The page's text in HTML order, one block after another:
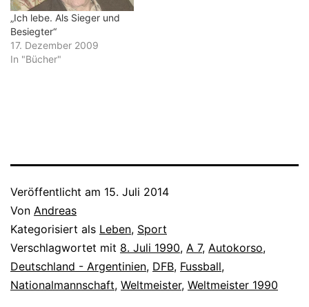
dieses Phänomen in
einem…
„Ich lebe. Als Sieger und
Besiegter“
17. Dezember 2009
In "Bücher"
Veröffentlicht am 15. Juli 2014
Von Andreas
Kategorisiert als Leben, Sport
Verschlagwortet mit 8. Juli 1990, A 7, Autokorso,
Deutschland - Argentinien, DFB, Fussball,
Nationalmannschaft, Weltmeister, Weltmeister 1990